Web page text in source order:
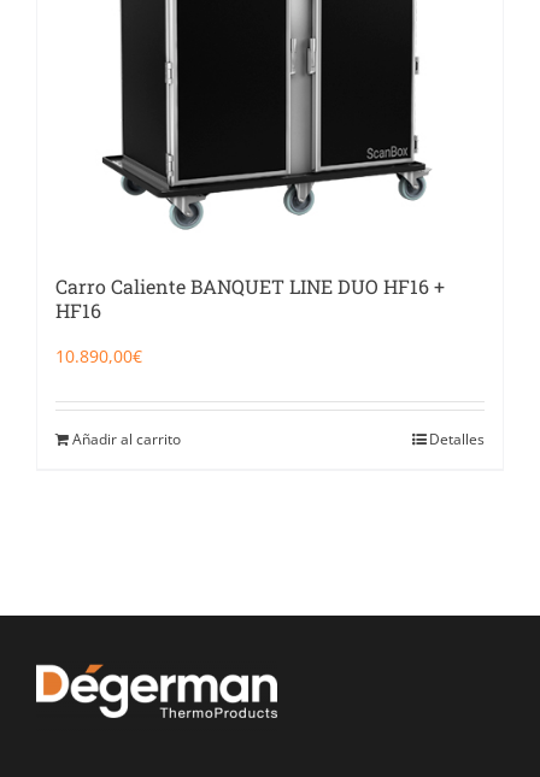
Carro Caliente BANQUET LINE DUO HF16 +
HF16
10.890,00€
Añadir al carrito Detalles